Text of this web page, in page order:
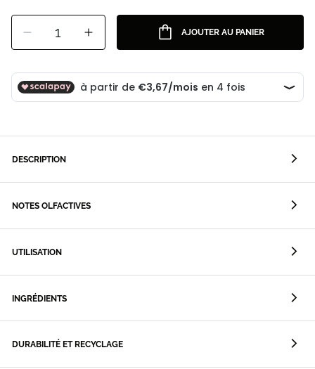
1 AJOUTER AU PANIER
DESCRIPTION
NOTES OLFACTIVES
UTILISATION
INGRÉDIENTS
DURABILITÉ ET RECYCLAGE